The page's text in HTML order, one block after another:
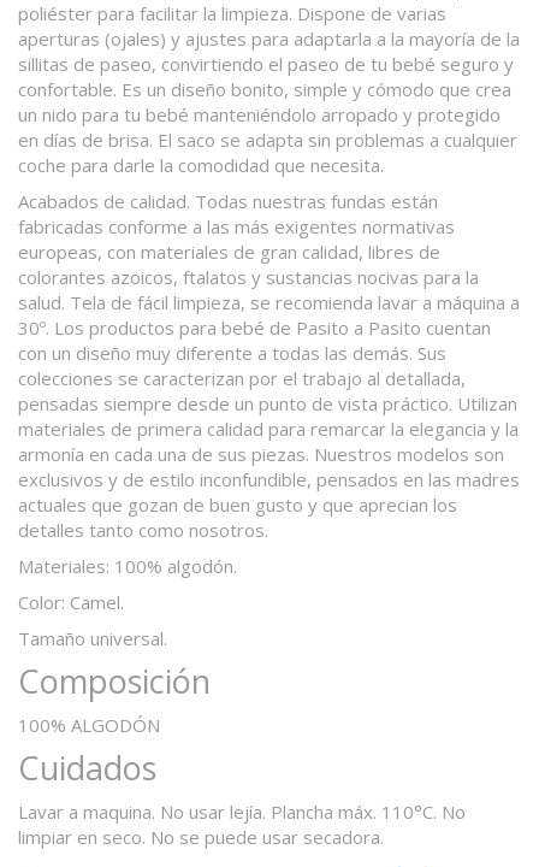
poliéster para facilitar la limpieza. Dispone de varias
aperturas (ojales) y ajustes para adaptarla a la mayoría de la
sillitas de paseo, convirtiendo el paseo de tu bebé seguro y
confortable. Es un diseño bonito, simple y cómodo que crea
un nido para tu bebé manteniéndolo arropado y protegido
en días de brisa. El saco se adapta sin problemas a cualquier
coche para darle la comodidad que necesita.
Acabados de calidad. Todas nuestras fundas están
fabricadas conforme a las más exigentes normativas
europeas, con materiales de gran calidad, libres de
colorantes azoicos, ftalatos y sustancias nocivas para la
salud. Tela de fácil limpieza, se recomienda lavar a máquina a
30º. Los productos para bebé de Pasito a Pasito cuentan
con un diseño muy diferente a todas las demás. Sus
colecciones se caracterizan por el trabajo al detallada,
pensadas siempre desde un punto de vista práctico. Utilizan
materiales de primera calidad para remarcar la elegancia y la
armonía en cada una de sus piezas. Nuestros modelos son
exclusivos y de estilo inconfundible, pensados en las madres
actuales que gozan de buen gusto y que aprecian los
detalles tanto como nosotros.
Materiales: 100% algodón.
Color: Camel.
Tamaño universal.
Composición
100% ALGODÓN
Cuidados
Lavar a maquina. No usar lejía. Plancha máx. 110°C. No
limpiar en seco. No se puede usar secadora.